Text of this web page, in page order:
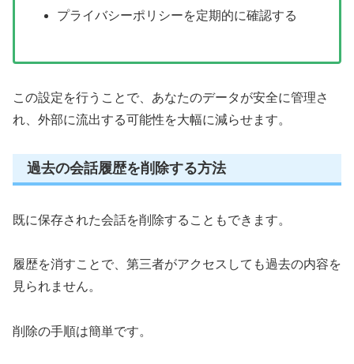
プライバシーポリシーを定期的に確認する
この設定を行うことで、あなたのデータが安全に管理さ
れ、外部に流出する可能性を大幅に減らせます。
過去の会話履歴を削除する方法
既に保存された会話を削除することもできます。
履歴を消すことで、第三者がアクセスしても過去の内容を
見られません。
削除の手順は簡単です。